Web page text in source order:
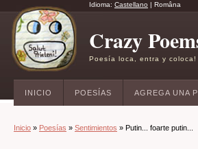
Idioma: Castellano | Româna
Crazy
Poesía loca, entra y coloca!
INICIO POESÍAS AGREGA UNA
Inicio » Poesías » Sentimientos » Putin... foarte putin...